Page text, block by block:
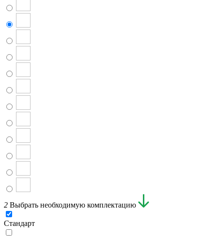
2 Выбрать необходимую комплектацию
Стандарт